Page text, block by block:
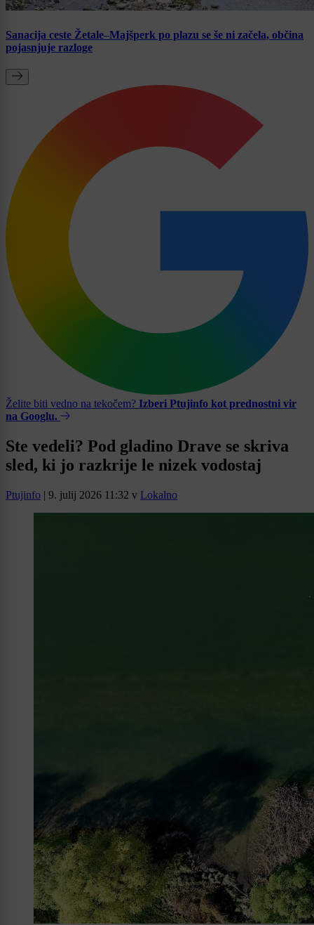
Sanacija ceste Žetale–Majšperk po plazu se še ni začela, občina
pojasnjuje razloge
Želite biti vedno na tekočem? Izberi Ptujinfo kot prednostni vir
na Googlu.
Ste vedeli? Pod gladino Drave se skriva
sled, ki jo razkrije le nizek vodostaj
Ptujinfo | 9. julij 2026 11:32 v Lokalno